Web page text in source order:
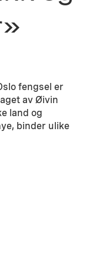
fengsel er
av Øivin
land og
binder ulike